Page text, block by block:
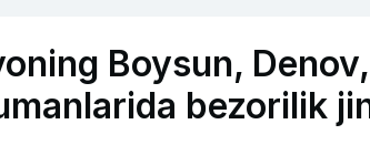
Boysun,
bezorilik